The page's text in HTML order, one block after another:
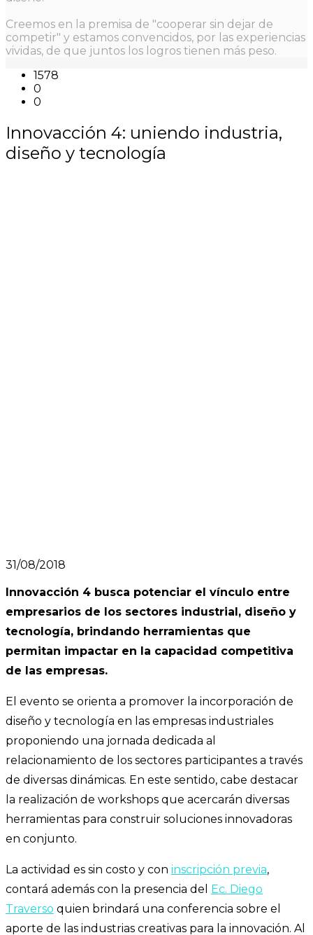
Creemos en la premisa de "cooperar sin dejar de
competir" y estamos convencidos, por las experiencias
vividas, de que juntos los logros tienen más peso.
1578
0
0
Innovacción 4: uniendo industria,
diseño y tecnología
31/08/2018
Innovacción 4 busca potenciar el vínculo entre
empresarios de los sectores industrial, diseño y
tecnología, brindando herramientas que
permitan impactar en la capacidad competitiva
de las empresas.
El evento se orienta a promover la incorporación de
diseño y tecnología en las empresas industriales
proponiendo una jornada dedicada al
relacionamiento de los sectores participantes a través
de diversas dinámicas. En este sentido, cabe destacar
la realización de workshops que acercarán diversas
herramientas para construir soluciones innovadoras
en conjunto.
La actividad es sin costo y con inscripción previa,
contará además con la presencia del
Ec. Diego
Traverso quien brindará una conferencia sobre el
aporte de las industrias creativas para la innovación. Al